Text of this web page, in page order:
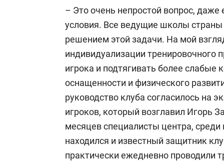
– Это очень непростой вопрос,
условия. Все ведущие школы
решением этой задачи. На мой
индивидуализации тренировочного
игрока и подтягивать более слабые
оснащенности и физического
руководство клуба согласилось на
игроков, который возглавил Игорь
месяцев специалисты центра,
находился и известный защитник
практически ежедневно проводили